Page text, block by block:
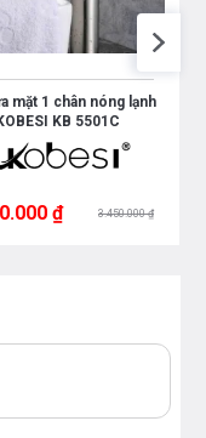
mặt 1 chân nóng lạnh
KB 5501C
₫ 3.450.000 ₫